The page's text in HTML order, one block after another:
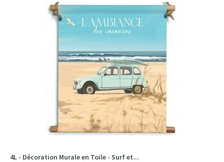
4L - Décoration Murale en Toile - Surf et...